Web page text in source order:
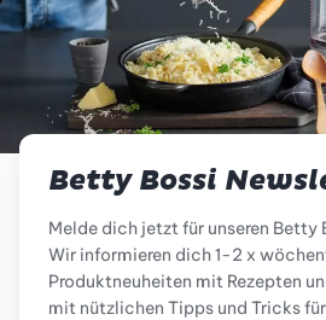
Betty Bossi
Melde dich jetzt für unseren Betty
Wir informieren dich 1-2 x
Produktneuheiten mit Rezepten
mit nützlichen Tipps und Tricks